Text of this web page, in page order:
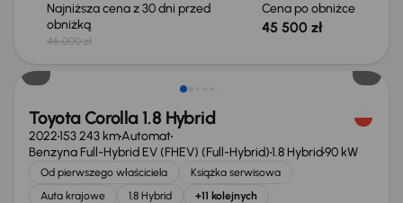
Najniższa cena z 30 dni przed
obniżką
46 000 zł
Cena po obniżce
45 500 zł
Możliwość odliczenia VAT
Toyota Corolla 1.8 Hybrid
2022153 243 kmAutomat
Benzyna Full-Hybrid EV (FHEV) (Full-Hybrid)1.8 Hybrid90 kW
Od pierwszego właściciela
Książka serwisowa
Auta krajowe
1.8 Hybrid +11 kolejnych